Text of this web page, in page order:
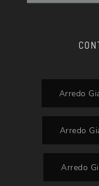
Arredo
Arredo
Arredo